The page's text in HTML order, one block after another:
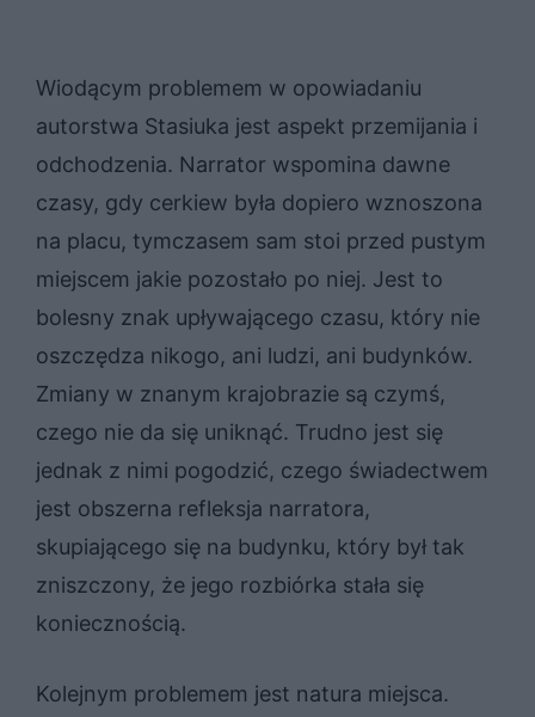
Wiodącym problemem w opowiadaniu
autorstwa Stasiuka jest aspekt przemijania i
odchodzenia. Narrator wspomina dawne
czasy, gdy cerkiew była dopiero wznoszona
na placu, tymczasem sam stoi przed pustym
miejscem jakie pozostało po niej. Jest to
bolesny znak upływającego czasu, który nie
oszczędza nikogo, ani ludzi, ani budynków.
Zmiany w znanym krajobrazie są czymś,
czego nie da się uniknąć. Trudno jest się
jednak z nimi pogodzić, czego świadectwem
jest obszerna refleksja narratora,
skupiającego się na budynku, który był tak
zniszczony, że jego rozbiórka stała się
koniecznością.
Kolejnym problemem jest natura miejsca.